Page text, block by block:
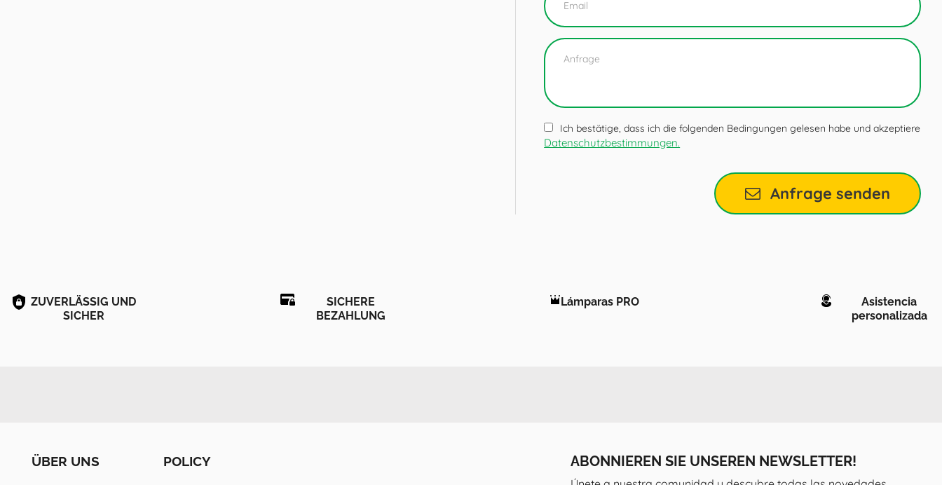
Ich bestätige, dass ich die folgenden Bedingungen gelesen habe und akzeptiere
Datenschutzbestimmungen.
Anfrage senden
ZUVERLÄSSIG UND
SICHER
SICHERE
BEZAHLUNG
Lámparas PRO
Asistencia
personalizada
ÜBER UNS POLICY ABONNIEREN SIE UNSEREN NEWSLETTER!